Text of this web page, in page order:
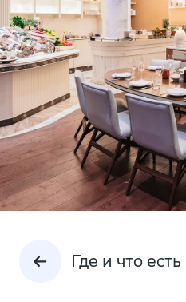
Где и что есть